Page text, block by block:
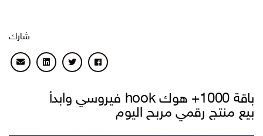
شارك
باقة 1000+ هوك hook فيروسي وابدأ
منتج رقمي مربح اليوم